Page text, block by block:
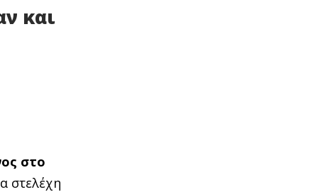
και
στο
στελέχη